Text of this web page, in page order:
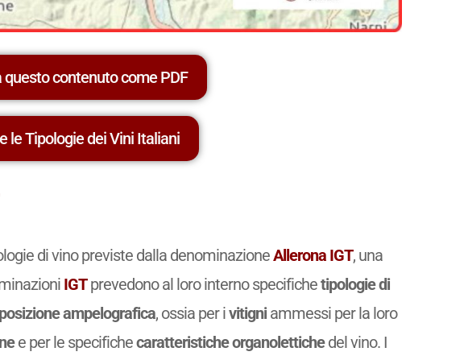
questo contenuto come PDF
le Tipologie dei Vini Italiani
di vino previste dalla denominazioneAllerona IGT, una
IGTprevedono al loro interno specifichetipologie di
ampelografica, ossia per ivitigniammessi per la loro
e per le specifichecaratteristiche organolettichedel vino. I